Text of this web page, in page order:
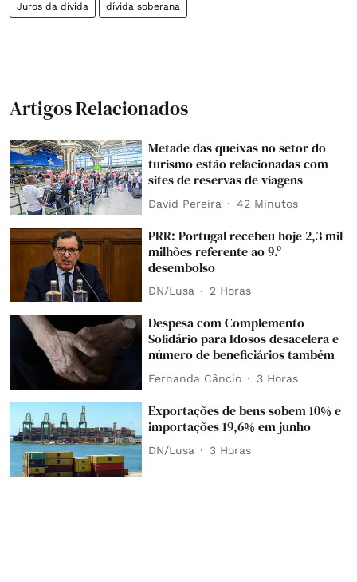
Juros da dívida dívida soberana
Artigos Relacionados
Metade das queixas no setor do
turismo estão relacionadas com
sites de reservas de viagens
David Pereira 42 Minutos
PRR: Portugal recebeu hoje 2,3 mil
milhões referente ao 9.º
desembolso
DN/Lusa 2 Horas
Despesa com Complemento
Solidário para Idosos desacelera e
número de beneficiários também
Fernanda Câncio 3 Horas
Exportações de bens sobem 10% e
importações 19,6% em junho
DN/Lusa 3 Horas